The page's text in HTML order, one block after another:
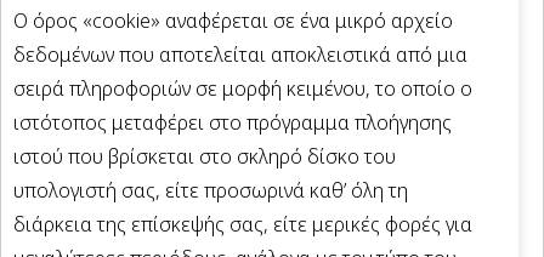
Ο όρος «cookie» αναφέρεται σε ένα μικρό αρχείο
δεδομένων που αποτελείται αποκλειστικά από μια
σειρά πληροφοριών σε μορφή κειμένου, το οποίο ο
ιστότοπος μεταφέρει στο πρόγραμμα πλοήγησης
ιστού που βρίσκεται στο σκληρό δίσκο του
υπολογιστή σας, είτε προσωρινά καθ’ όλη τη
διάρκεια της επίσκεψής σας, είτε μερικές φορές για